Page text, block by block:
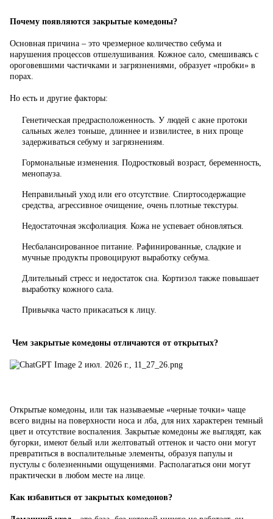
Москва, ул. Большая Академическая, дом 15к1 (м. Войковская)
Наши соцсети
Мы принимаем к оплате
Почему появляются закрытые комедоны?
Основная причина – это чрезмерное количество себума и
нарушения процессов отшелушивания. Кожное сало, смешиваясь с
ороговевшими частичками и загрязнениями, образует «пробки» в
порах.
Но есть и другие факторы:
Генетическая предрасположенность. У людей с акне протоки
сальных желез тоньше, длиннее и извилистее, в них проще
задерживаться себуму и загрязнениям.
Гормональные изменения. Подростковый возраст, беременность,
менопауза.
Неправильный уход или его отсутствие. Спиртосодержащие
средства, агрессивное очищение, очень плотные текстуры.
Недостаточная эксфолиация. Кожа не успевает обновляться.
Несбалансированное питание. Рафинированные, сладкие и
мучные продукты провоцируют выработку себума.
Длительный стресс и недостаток сна. Кортизол также повышает
выработку кожного сала.
Привычка часто прикасаться к лицу.
Чем закрытые комедоны отличаются от открытых?
Открытые комедоны, или так называемые «черные точки» чаще
всего видны на поверхности носа и лба, для них характерен темный
цвет и отсутствие воспаления. Закрытые комедоны же выглядят, как
бугорки, имеют белый или желтоватый оттенок и часто они могут
превратиться в воспалительные элементы, образуя папулы и
пустулы с болезненными ощущениями. Располагаться они могут
практически в любом месте на лице.
Как избавиться от закрытых комедонов?